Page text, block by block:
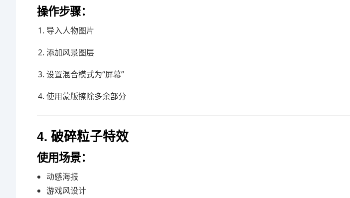
操作步骤：
导入人物图片
添加风景图层
设置混合模式为“屏幕”
使用蒙版擦除多余部分
4. 破碎粒子特效
使用场景：
动感海报
游戏风设计